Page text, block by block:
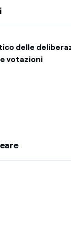
delle
votazioni